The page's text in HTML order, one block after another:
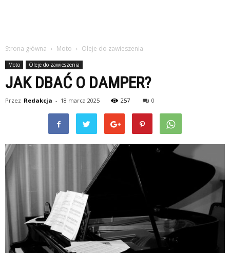
Strona główna Moto Oleje do zawieszenia
Moto Oleje do zawieszenia
JAK DBAĆ O DAMPER?
Przez Redakcja - 18 marca 2025 257 0